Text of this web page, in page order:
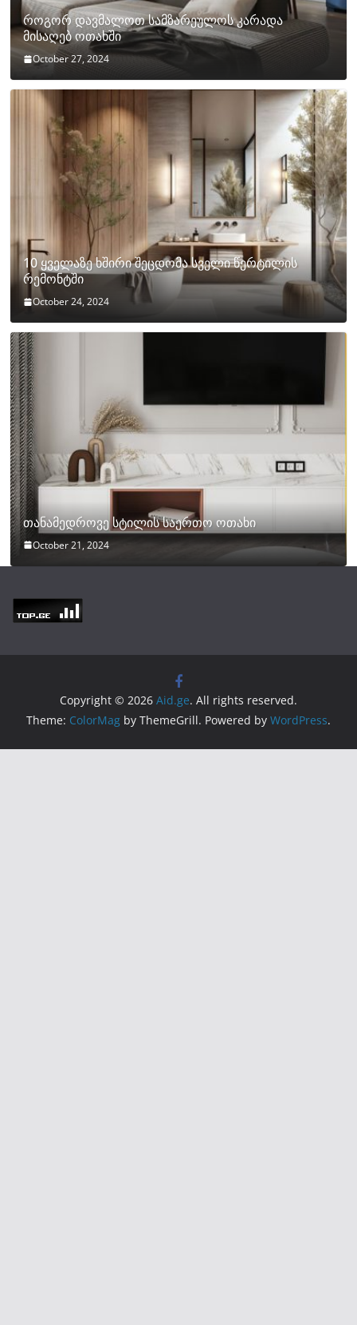
როგორ დავმალოთ სამზარეულოს კარადა
მისაღებ ოთახში
October 27, 2024
10 ყველაზე ხშირი შეცდომა სველი წერტილის
რემონტში
October 24, 2024
თანამედროვე სტილის საერთო ოთახი
October 21, 2024
Copyright © 2026 Aid.ge. All rights reserved.
Theme: ColorMag by ThemeGrill. Powered by WordPress.